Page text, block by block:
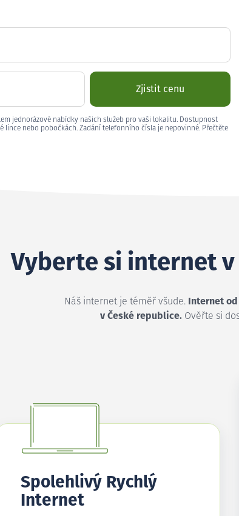
Zjistit cenu
jednorázové nabídky našich služeb pro vaši lokalitu. Dostupnost
lince nebo pobočkách. Zadání telefonního čísla je nepovinné. Přečtěte
Vyberte si internet
Náš internet je téměř všude.
Internet
v České republice. Ověřte si
Spolehlivý Rychlý
Internet